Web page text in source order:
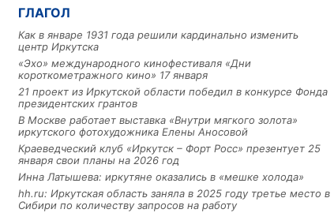
ГЛАГОЛ
Как в январе 1931 года решили кардинально изменить
центр Иркутска
«Эхо» международного кинофестиваля «Дни
короткометражного кино» 17 января
21 проект из Иркутской области победил в конкурсе Фонда
президентских грантов
В Москве работает выставка «Внутри мягкого золота»
иркутского фотохудожника Елены Аносовой
Краеведческий клуб «Иркутск – Форт Росс» презентует 25
января свои планы на 2026 год
Инна Латышева: иркутяне оказались в «мешке холода»
hh.ru: Иркутская область заняла в 2025 году третье место в
Сибири по количеству запросов на работу